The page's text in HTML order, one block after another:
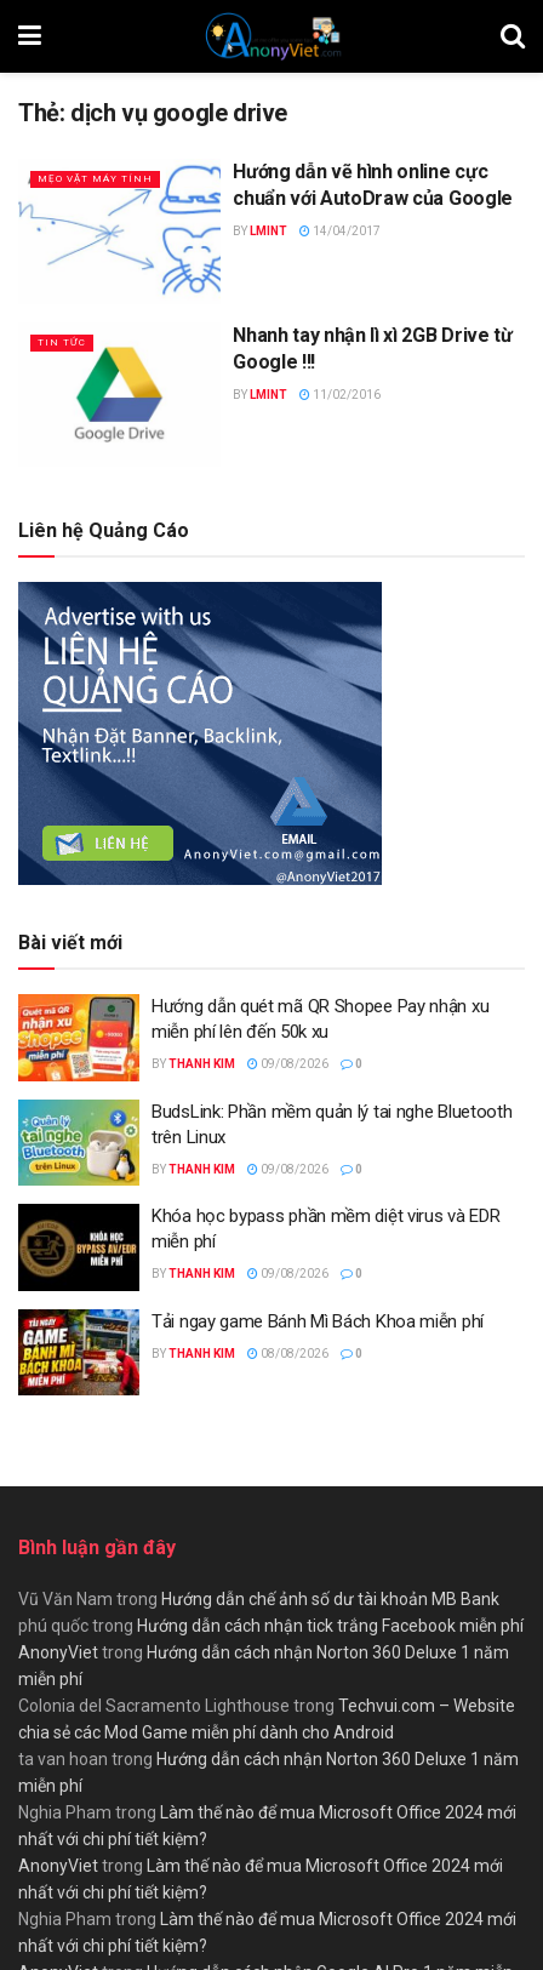
Thẻ: dịch vụ google drive
MẸO VẶT MÁY TÍNH
Hướng dẫn vẽ hình online cực
chuẩn với AutoDraw của Google
BY LMINT 14/04/2017
TIN TỨC
Nhanh tay nhận lì xì 2GB Drive từ
Google !!!
BY LMINT 11/02/2016
Liên hệ Quảng Cáo
Bài viết mới
Hướng dẫn quét mã QR Shopee Pay nhận xu
miễn phí lên đến 50k xu
BYTHANH KIM 09/08/2026 0
BudsLink: Phần mềm quản lý tai nghe Bluetooth
trên Linux
BYTHANH KIM 09/08/2026 0
Khóa học bypass phần mềm diệt virus và EDR
miễn phí
BYTHANH KIM 09/08/2026 0
Tải ngay game Bánh Mì Bách Khoa miễn phí
BYTHANH KIM 08/08/2026 0
Bình luận gần đây
Vũ Văn Nam trong Hướng dẫn chế ảnh số dư tài khoản MB Bank
phú quốctrong Hướng dẫn cách nhận tick trắng Facebook miễn phí
AnonyViettrong Hướng dẫn cách nhận Norton 360 Deluxe 1 năm
miễn phí
Colonia del Sacramento Lighthouse trong Techvui.com – Website
chia sẻ các Mod Game miễn phí dành cho Android
ta van hoan trong Hướng dẫn cách nhận Norton 360 Deluxe 1 năm
miễn phí
Nghia Pham trong
Làm thế nào để mua Microsoft Office 2024 mới
nhất với chi phí tiết kiệm?
AnonyViettrong
Làm thế nào để mua Microsoft Office 2024 mới
nhất với chi phí tiết kiệm?
Nghia Pham trong
Làm thế nào để mua Microsoft Office 2024 mới
nhất với chi phí tiết kiệm?